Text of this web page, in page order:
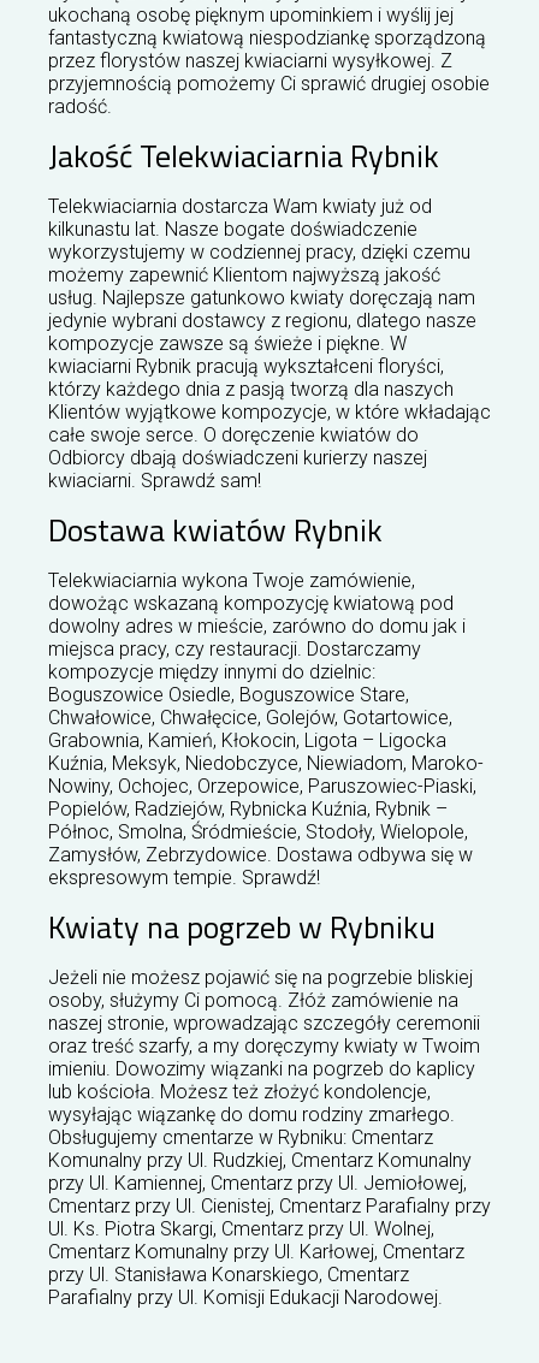
ukochaną osobę pięknym upominkiem i wyślij jej
fantastyczną kwiatową niespodziankę sporządzoną
przez florystów naszej kwiaciarni wysyłkowej. Z
przyjemnością pomożemy Ci sprawić drugiej osobie
radość.
Jakość Telekwiaciarnia Rybnik
Telekwiaciarnia dostarcza Wam kwiaty już od
kilkunastu lat. Nasze bogate doświadczenie
wykorzystujemy w codziennej pracy, dzięki czemu
możemy zapewnić Klientom najwyższą jakość
usług. Najlepsze gatunkowo kwiaty doręczają nam
jedynie wybrani dostawcy z regionu, dlatego nasze
kompozycje zawsze są świeże i piękne. W
kwiaciarni Rybnik pracują wykształceni floryści,
którzy każdego dnia z pasją tworzą dla naszych
Klientów wyjątkowe kompozycje, w które wkładając
całe swoje serce. O doręczenie kwiatów do
Odbiorcy dbają doświadczeni kurierzy naszej
kwiaciarni. Sprawdź sam!
Dostawa kwiatów Rybnik
Telekwiaciarnia wykona Twoje zamówienie,
dowożąc wskazaną kompozycję kwiatową pod
dowolny adres w mieście, zarówno do domu jak i
miejsca pracy, czy restauracji. Dostarczamy
kompozycje między innymi do dzielnic:
Boguszowice Osiedle, Boguszowice Stare,
Chwałowice, Chwałęcice, Golejów, Gotartowice,
Grabownia, Kamień, Kłokocin, Ligota – Ligocka
Kuźnia, Meksyk, Niedobczyce, Niewiadom, Maroko-
Nowiny, Ochojec, Orzepowice, Paruszowiec-Piaski,
Popielów, Radziejów, Rybnicka Kuźnia, Rybnik –
Północ, Smolna, Śródmieście, Stodoły, Wielopole,
Zamysłów, Zebrzydowice. Dostawa odbywa się w
ekspresowym tempie. Sprawdź!
Kwiaty na pogrzeb w Rybniku
Jeżeli nie możesz pojawić się na pogrzebie bliskiej
osoby, służymy Ci pomocą. Złóż zamówienie na
naszej stronie, wprowadzając szczegóły ceremonii
oraz treść szarfy, a my doręczymy kwiaty w Twoim
imieniu. Dowozimy wiązanki na pogrzeb do kaplicy
lub kościoła. Możesz też złożyć kondolencje,
wysyłając wiązankę do domu rodziny zmarłego.
Obsługujemy cmentarze w Rybniku: Cmentarz
Komunalny przy Ul. Rudzkiej, Cmentarz Komunalny
przy Ul. Kamiennej, Cmentarz przy Ul. Jemiołowej,
Cmentarz przy Ul. Cienistej, Cmentarz Parafialny przy
Ul. Ks. Piotra Skargi, Cmentarz przy Ul. Wolnej,
Cmentarz Komunalny przy Ul. Karłowej, Cmentarz
przy Ul. Stanisława Konarskiego, Cmentarz
Parafialny przy Ul. Komisji Edukacji Narodowej.